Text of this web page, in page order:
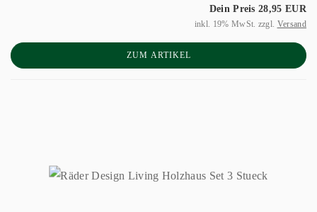
Dein Preis 28,95 EUR
inkl. 19% MwSt. zzgl. Versand
ZUM ARTIKEL